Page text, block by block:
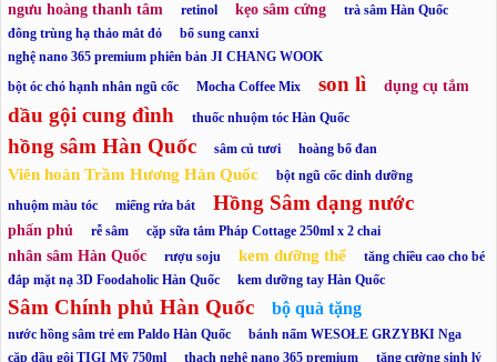
ngưu hoàng thanh tâm retinol kẹo sâm cứng
trà sâm Hàn Quốc
đông trùng hạ thảo mắt đỏ
bổ sung canxi
nghệ nano 365 premium phiên bản JI CHANG WOOK
bột óc chó hạnh nhân ngũ cốc
Mocha Coffee Mix son lì dụng cụ tắm
dầu gội cung đình thuốc nhuộm tóc Hàn Quốc
hồng sâm Hàn Quốc sâm củ tươi hoàng bổ đan
Viên hoàn Trầm Hương Hàn Quốc
bột ngũ cốc dinh dưỡng
nhuộm màu tóc
miếng rửa bát Hồng Sâm dạng nước
phấn phủ rễ sâm cặp sữa tắm Pháp Cottage 250ml x 2 chai
nhân sâm Hàn Quốc rượu soju kem dưỡng thể
tăng chiều cao cho bé
đắp mặt nạ 3D Foodaholic Hàn Quốc
kem dưỡng tay Hàn Quốc
Sâm Chính phủ Hàn Quốc bộ quà tặng
nước hồng sâm trẻ em Paldo Hàn Quốc
bánh nấm WESOŁE GRZYBKI Nga
cặp dầu gội TIGI Mỹ 750ml
thạch nghệ nano 365 premium
tăng cường sinh lý